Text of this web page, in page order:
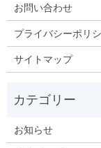
お問い合わせ
プライバシーポリ
サイトマップ
お知らせ